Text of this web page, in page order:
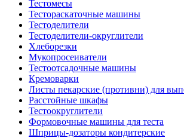
Тестомесы
Тестораскаточные машины
Тестоделители
Тестоделители-округлители
Хлеборезки
Мукопросеиватели
Тестоотсадочные машины
Кремоварки
Листы пекарские (противни) для
Расстойные шкафы
Тестоокруглители
Формовочные машины для теста
Шприцы-дозаторы кондитерские